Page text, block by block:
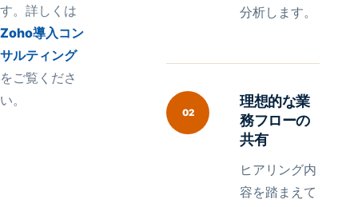
す。詳しくは
Zoho導入コン
サルティング
をご覧くださ
い。
分析します。
02
理想的な業
務フローの
共有
ヒアリング内
容を踏まえて